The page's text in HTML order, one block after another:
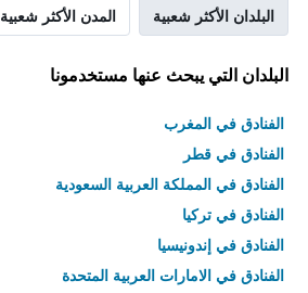
البلدان الأكثر شعبية المدن الأكثر شعبية
البلدان التي يبحث عنها مستخدمونا
الفنادق في المغرب
الفنادق في قطر
الفنادق في المملكة العربية السعودية
الفنادق في تركيا
الفنادق في إندونيسيا
الفنادق في الامارات العربية المتحدة